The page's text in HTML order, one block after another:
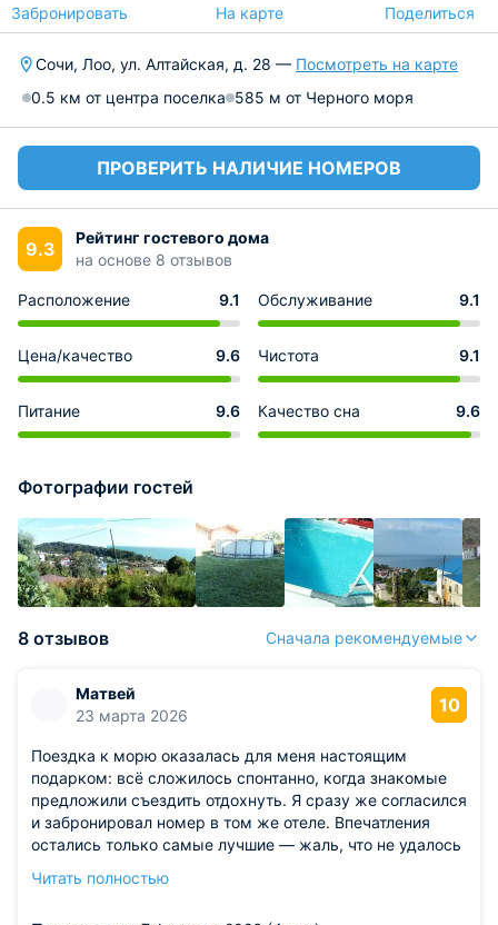
Забронировать На карте Поделиться
Сочи, Лоо, ул. Алтайская, д. 28 — Посмотреть на карте
0.5 км от центра поселка 585 м от Черного моря
ПРОВЕРИТЬ НАЛИЧИЕ НОМЕРОВ
9.3
Рейтинг гостевого дома
на основе 8 отзывов
Расположение 9.1 Обслуживание 9.1
Цена/качество 9.6 Чистота 9.1
Питание 9.6 Качество сна 9.6
Фотографии гостей
8 отзывов Сначала рекомендуемые
Матвей
23 марта 2026
10
Поездка к морю оказалась для меня настоящим
подарком: всё сложилось спонтанно, когда знакомые
предложили съездить отдохнуть. Я сразу же согласился
и забронировал номер в том же отеле. Впечатления
остались только самые лучшие — жаль, что не удалось
удовольствие от отдыха и с радостью вспоминаю эти
Читать полностью